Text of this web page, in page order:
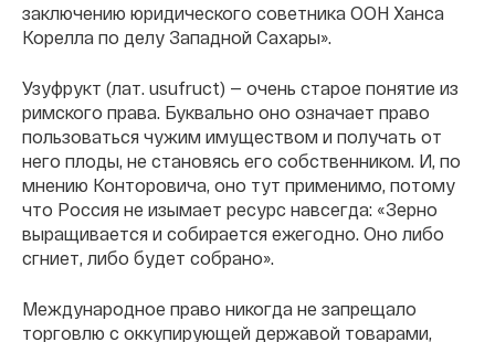
заключению юридического советника ООН Ханса
Корелла по делу Западной Сахары».
Узуфрукт (лат. usufruct) — очень старое понятие из
римского права. Буквально оно означает право
пользоваться чужим имуществом и получать от
него плоды, не становясь его собственником. И, по
мнению Конторовича, оно тут применимо, потому
что Россия не изымает ресурс навсегда: «Зерно
выращивается и собирается ежегодно. Оно либо
сгниет, либо будет собрано».
Международное право никогда не запрещало
торговлю с оккупирующей державой товарами,